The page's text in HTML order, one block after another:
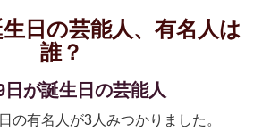
日の芸能人、有名人は
誰？
日が誕生日の芸能人
の有名人が3人みつかりました。